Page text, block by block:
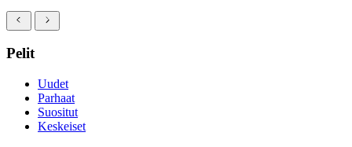
Pelit
Uudet
Parhaat
Suositut
Keskeiset